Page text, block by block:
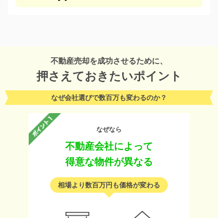
不動産売却を成功させるために、
押さえておきたいポイント
なぜ会社選びで数百万も変わるのか？
なぜなら
不動産会社によって
得意な物件が異なる
相場より数百万円も価格が変わる